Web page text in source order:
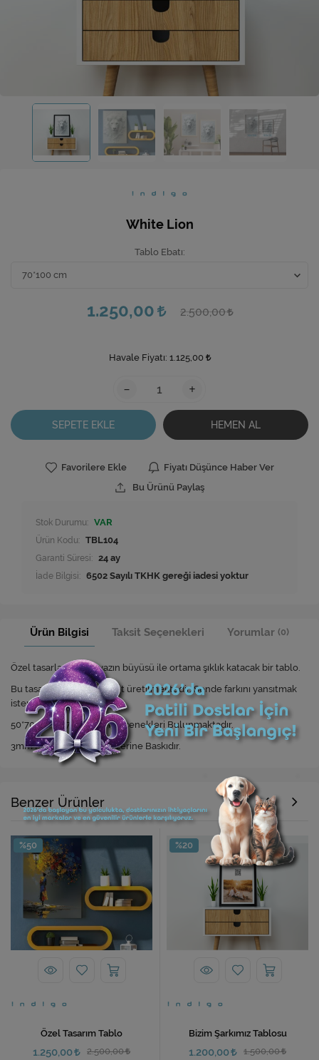
Ev Hediyeleri
Yeni İş Hediyeleri
White Lion
Tablo Ebatı
1.250,00 2.500,00
Havale Fiyatı: 1.125,00
- +
SEPETE EKLE HEMEN AL
Favorilere Ekle
Fiyatı Düşünce Haber Ver
Bu Ürünü Paylaş
Stok Durumu: VAR
Ürün Kodu: TBL104
Garanti Süresi: 24 ay
İade Bilgisi:
Ürün Bilgisi Taksit Seçenekleri Yorumlar (0)
Özel tasarlanmış, beyazın büyüsü ile ortama şıklık katacak bir tablo.
Bu tasarım sadece 10 adet üretilmektedir. Sende farkını yansıtmak
ister misin?
50*70 cm ve 70*100 cm Seçenekleri Bulunmaktadır.
3mm Foreks Malzeme Üzerine Baskıdır.
Benzer Ürünler
%50
Özel Tasarım Tablo
1.250,00 2.500,00
%20
Bizim Şarkımız Tablosu
1.200,00 1.500,00